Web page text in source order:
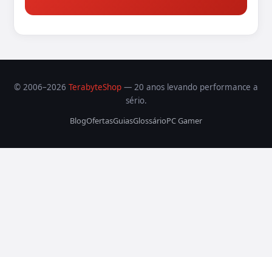
© 2006–2026 TerabyteShop — 20 anos levando performance a
sério.
BlogOfertasGuiasGlossárioPC Gamer